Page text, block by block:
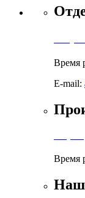
Время
E-mail:
Время
Наш